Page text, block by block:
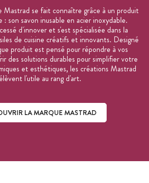
Mastrad se fait connaître grâce à un produit
: son savon inusable en acier inoxydable.
d'innover et s'est spécialisée dans la
de cuisine créatifs et innovants. Designé
produit est pensé pour répondre à vos
des solutions durables pour simplifier votre
et esthétiques, les créations Mastrad
élèvent l'utile au rang d'art.
LA MARQUE MASTRAD